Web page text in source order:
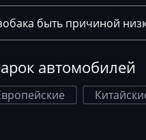
Simos 2xx
Simos 3xx
Simos 4xx
Simos 7xx
быть причиной
автомобилей